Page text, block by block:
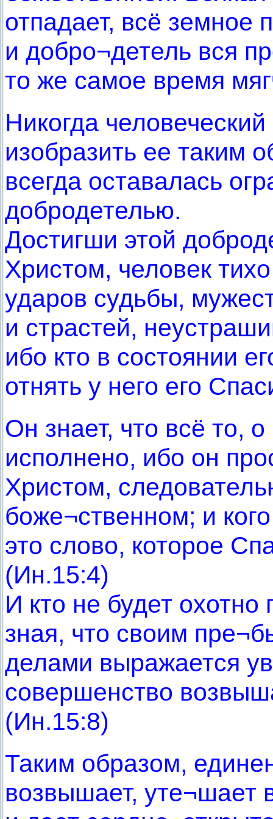
отпадает, всё земное
и добро¬детель вся
то же самое время
Никогда
изобразить ее таким
всегда оставалась
добродетелью.
Достигши этой
Христом, человек
ударов судьбы,
и страстей,
ибо кто в состоянии
отнять у него его
Он знает, что всё то,
исполнено, ибо он
Христом,
боже¬ственном; и
это слово, которое
(Ин.15:4)
И кто не будет охотно
зная, что своим
делами выражается
совершенство
(Ин.15:8)
Таким образом,
возвышает, уте¬шает